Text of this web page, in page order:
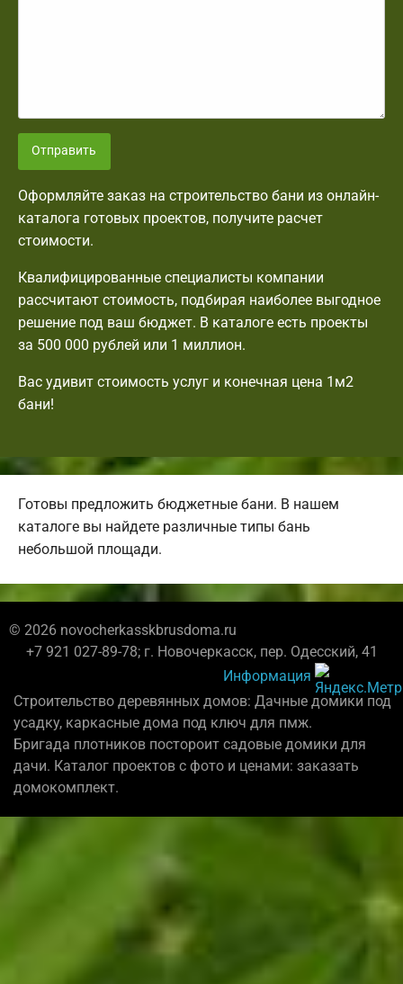
Отправить
Оформляйте заказ на строительство бани из онлайн-
каталога готовых проектов, получите расчет
стоимости.
Квалифицированные специалисты компании
рассчитают стоимость, подбирая наиболее выгодное
решение под ваш бюджет. В каталоге есть проекты
за 500 000 рублей или 1 миллион.
Вас удивит стоимость услуг и конечная цена 1м2
бани!
Готовы предложить бюджетные бани. В нашем
каталоге вы найдете различные типы бань
небольшой площади.
© 2026 novocherkasskbrusdoma.ru
+7 921 027-89-78; г. Новочеркасск, пер. Одесский, 41
Информация
Строительство деревянных домов: Дачные домики под
усадку, каркасные дома под ключ для пмж.
Бригада плотников постороит садовые домики для
дачи. Каталог проектов с фото и ценами: заказать
домокомплект.